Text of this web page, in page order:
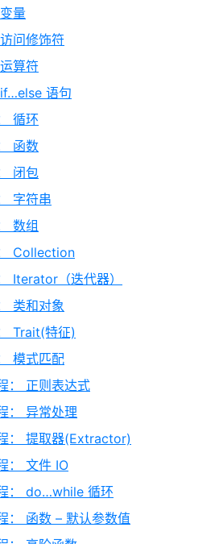
量
问修饰符
算符
语句
循环
函数
闭包
字符串
数组
Collection
Iterator（迭代器）
类和对象
Trait(特征)
模式匹配
： 正则表达式
： 异常处理
： 提取器(Extractor)
： 文件 IO
： do…while 循环
： 函数 – 默认参数值